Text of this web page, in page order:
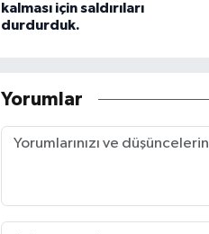
kalması için saldırıları
durdurduk.
Yorumlar